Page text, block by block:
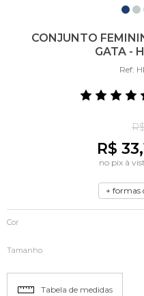
CONJUNTO
GATA -
Ref:
R$
no pix à
+ formas
Cor
Tamanho
Tabela de medidas